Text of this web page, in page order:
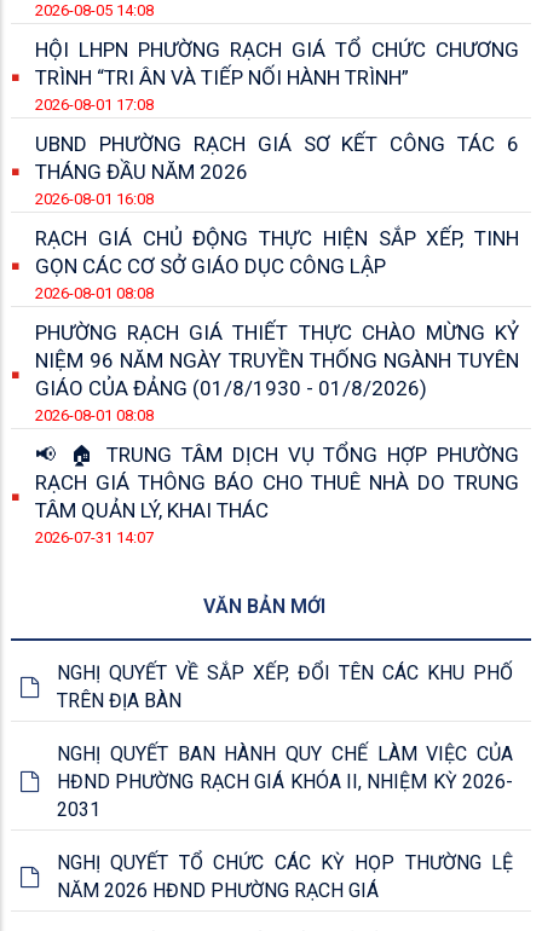
2026-08-05 14:08
HỘI LHPN PHƯỜNG RẠCH GIÁ TỔ CHỨC CHƯƠNG
TRÌNH “TRI ÂN VÀ TIẾP NỐI HÀNH TRÌNH”
2026-08-01 17:08
UBND PHƯỜNG RẠCH GIÁ SƠ KẾT CÔNG TÁC 6
THÁNG ĐẦU NĂM 2026
2026-08-01 16:08
RẠCH GIÁ CHỦ ĐỘNG THỰC HIỆN SẮP XẾP, TINH
GỌN CÁC CƠ SỞ GIÁO DỤC CÔNG LẬP
2026-08-01 08:08
PHƯỜNG RẠCH GIÁ THIẾT THỰC CHÀO MỪNG KỶ
NIỆM 96 NĂM NGÀY TRUYỀN THỐNG NGÀNH TUYÊN
GIÁO CỦA ĐẢNG (01/8/1930 - 01/8/2026)
2026-08-01 08:08
📢 🏠 TRUNG TÂM DỊCH VỤ TỔNG HỢP PHƯỜNG
RẠCH GIÁ THÔNG BÁO CHO THUÊ NHÀ DO TRUNG
TÂM QUẢN LÝ, KHAI THÁC
2026-07-31 14:07
VĂN BẢN MỚI
NGHỊ QUYẾT VỀ SẮP XẾP, ĐỔI TÊN CÁC KHU PHỐ
TRÊN ĐỊA BÀN
NGHỊ QUYẾT BAN HÀNH QUY CHẾ LÀM VIỆC CỦA
HĐND PHƯỜNG RẠCH GIÁ KHÓA II, NHIỆM KỲ 2026-
2031
NGHỊ QUYẾT TỔ CHỨC CÁC KỲ HỌP THƯỜNG LỆ
NĂM 2026 HĐND PHƯỜNG RẠCH GIÁ